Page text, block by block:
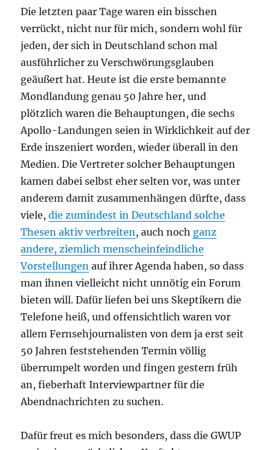
Die letzten paar Tage waren ein bisschen
verrückt, nicht nur für mich, sondern wohl für
jeden, der sich in Deutschland schon mal
ausführlicher zu Verschwörungsglauben
geäußert hat. Heute ist die erste bemannte
Mondlandung genau 50 Jahre her, und
plötzlich waren die Behauptungen, die sechs
Apollo-Landungen seien in Wirklichkeit auf der
Erde inszeniert worden, wieder überall in den
Medien. Die Vertreter solcher Behauptungen
kamen dabei selbst eher selten vor, was unter
anderem damit zusammenhängen dürfte, dass
viele,die zumindest in Deutschland solche
Thesen aktiv verbreiten, auch noch ganz
andere, ziemlich menscheinfeindliche
Vorstellungen auf ihrer Agenda haben, so dass
man ihnen vielleicht nicht unnötig ein Forum
bieten will. Dafür liefen bei uns Skeptikern die
Telefone heiß, und offensichtlich waren vor
allem Fernsehjournalisten von dem ja erst seit
50 Jahren feststehenden Termin völlig
überrumpelt worden und fingen gestern früh
an, fieberhaft Interviewpartner für die
Abendnachrichten zu suchen.
Dafür freut es mich besonders, dass die GWUP